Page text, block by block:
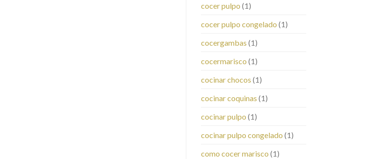
cocer pulpo (1)
cocer pulpo congelado (1)
cocergambas (1)
cocermarisco (1)
cocinar chocos (1)
cocinar coquinas (1)
cocinar pulpo (1)
cocinar pulpo congelado (1)
como cocer marisco (1)